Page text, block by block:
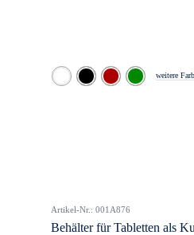
weitere
Artikel-Nr.: 001A876
Behälter für Tabletten als